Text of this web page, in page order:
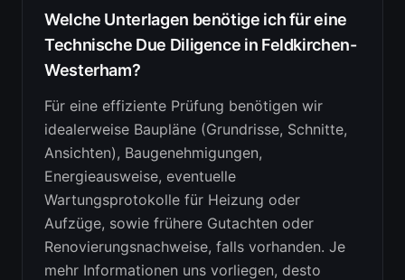
Welche Unterlagen benötige ich für eine
Technische Due Diligence in Feldkirchen-
Westerham?
Für eine effiziente Prüfung benötigen wir
idealerweise Baupläne (Grundrisse, Schnitte,
Ansichten), Baugenehmigungen,
Energieausweise, eventuelle
Wartungsprotokolle für Heizung oder
Aufzüge, sowie frühere Gutachten oder
Renovierungsnachweise, falls vorhanden. Je
mehr Informationen uns vorliegen, desto